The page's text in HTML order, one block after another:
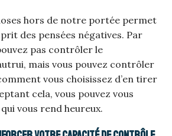
hors de notre portée permet
des pensées négatives. Par
pas contrôler le
mais vous pouvez contrôler
vous choisissez d’en tirer
cela, vous pouvez vous
vous rend heureux.